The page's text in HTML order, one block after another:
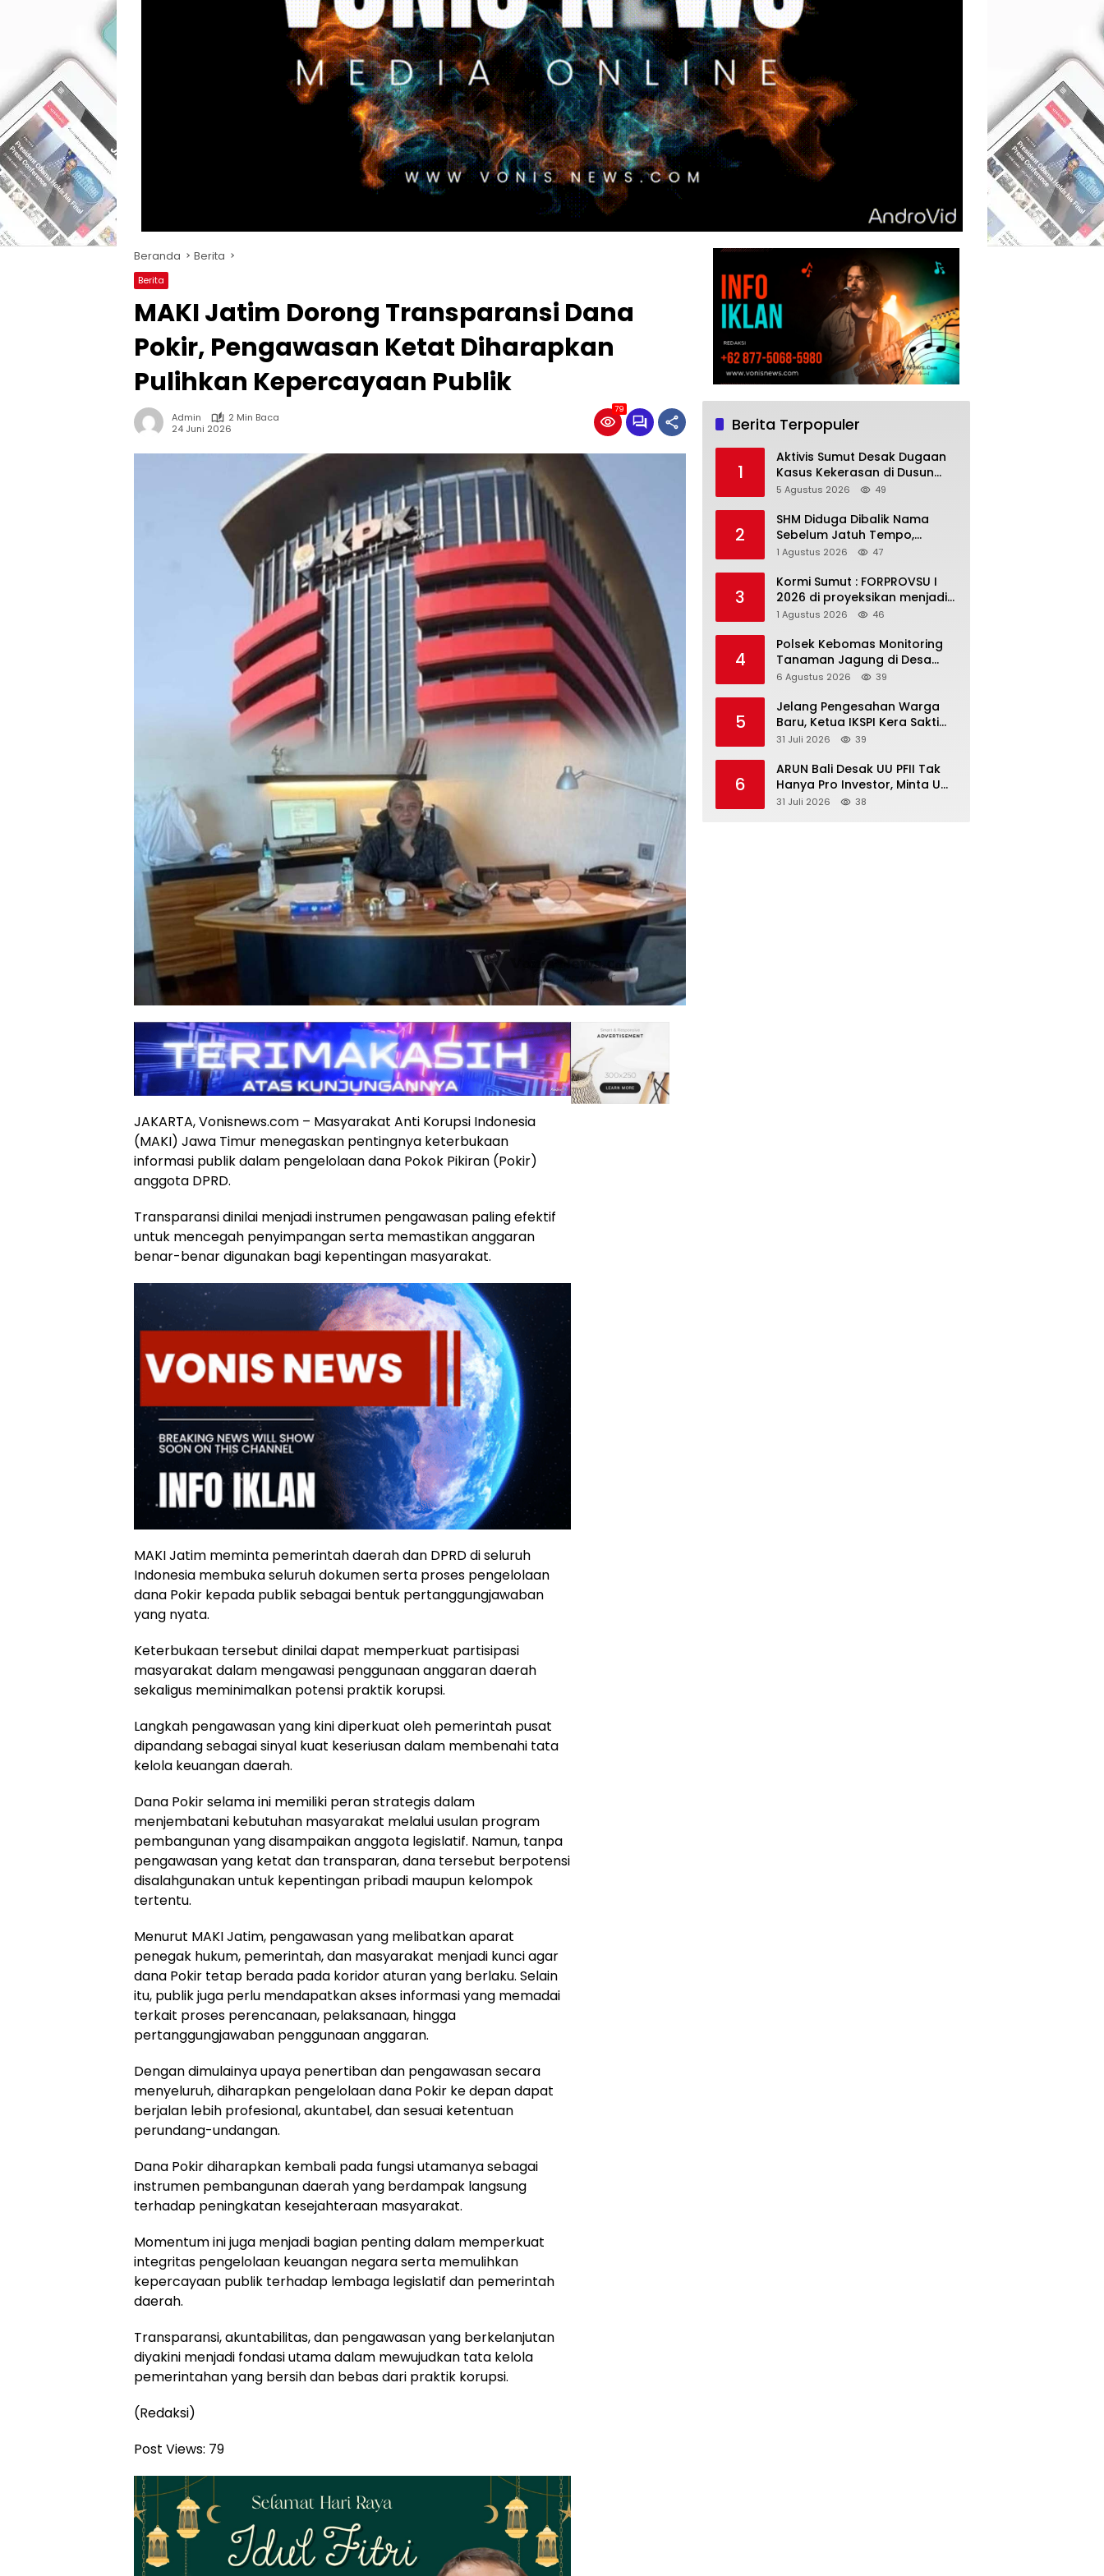
Beranda Berita
Berita
MAKI Jatim Dorong Transparansi Dana
Pokir, Pengawasan Ketat Diharapkan
Pulihkan Kepercayaan Publik
Admin
2 Min Baca
24 Juni 2026
79
JAKARTA, Vonisnews.com – Masyarakat Anti Korupsi Indonesia
(MAKI) Jawa Timur menegaskan pentingnya keterbukaan
informasi publik dalam pengelolaan dana Pokok Pikiran (Pokir)
anggota DPRD.
Transparansi dinilai menjadi instrumen pengawasan paling efektif
untuk mencegah penyimpangan serta memastikan anggaran
benar-benar digunakan bagi kepentingan masyarakat.
MAKI Jatim meminta pemerintah daerah dan DPRD di seluruh
Indonesia membuka seluruh dokumen serta proses pengelolaan
dana Pokir kepada publik sebagai bentuk pertanggungjawaban
yang nyata.
Keterbukaan tersebut dinilai dapat memperkuat partisipasi
masyarakat dalam mengawasi penggunaan anggaran daerah
sekaligus meminimalkan potensi praktik korupsi.
Langkah pengawasan yang kini diperkuat oleh pemerintah pusat
dipandang sebagai sinyal kuat keseriusan dalam membenahi tata
kelola keuangan daerah.
Dana Pokir selama ini memiliki peran strategis dalam
menjembatani kebutuhan masyarakat melalui usulan program
pembangunan yang disampaikan anggota legislatif. Namun, tanpa
pengawasan yang ketat dan transparan, dana tersebut berpotensi
disalahgunakan untuk kepentingan pribadi maupun kelompok
tertentu.
Menurut MAKI Jatim, pengawasan yang melibatkan aparat
penegak hukum, pemerintah, dan masyarakat menjadi kunci agar
dana Pokir tetap berada pada koridor aturan yang berlaku. Selain
itu, publik juga perlu mendapatkan akses informasi yang memadai
terkait proses perencanaan, pelaksanaan, hingga
pertanggungjawaban penggunaan anggaran.
Dengan dimulainya upaya penertiban dan pengawasan secara
menyeluruh, diharapkan pengelolaan dana Pokir ke depan dapat
berjalan lebih profesional, akuntabel, dan sesuai ketentuan
perundang-undangan.
Dana Pokir diharapkan kembali pada fungsi utamanya sebagai
instrumen pembangunan daerah yang berdampak langsung
terhadap peningkatan kesejahteraan masyarakat.
Momentum ini juga menjadi bagian penting dalam memperkuat
integritas pengelolaan keuangan negara serta memulihkan
kepercayaan publik terhadap lembaga legislatif dan pemerintah
daerah.
Transparansi, akuntabilitas, dan pengawasan yang berkelanjutan
diyakini menjadi fondasi utama dalam mewujudkan tata kelola
pemerintahan yang bersih dan bebas dari praktik korupsi.
(Redaksi)
Post Views: 79
Berita Terpopuler
1
Aktivis Sumut Desak Dugaan
Kasus Kekerasan di Dusun
Balakka, Desa Gunung
5 Agustus 2026 49
2
SHM Diduga Dibalik Nama
Sebelum Jatuh Tempo,
Warga Gresik Gugat
Somasi Kepala Desa
1 Agustus 2026 47
3
Kormi Sumut : FORPROVSU I
2026 di proyeksikan menjadi
ajang Festival Olahraga
terbanyak di Indonesia
1 Agustus 2026 46
4
Polsek Kebomas Monitoring
Tanaman Jagung di Desa
Kembangan, Perkuat
Nasional
6 Agustus 2026 39
5
Jelang Pengesahan Warga
Baru, Ketua IKSPI Kera Sakti
Surabaya Diimbau Perkuat
Kondusivitas
31 Juli 2026 39
6
ARUN Bali Desak UU PFII Tak
Hanya Pro Investor, Minta UMP
Kawasan PFII Bertaraf
31 Juli 2026 38